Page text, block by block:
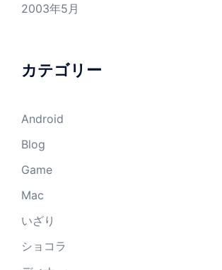
2003年5月
カテゴリー
Android
Blog
Game
Mac
いざり
ショコラ